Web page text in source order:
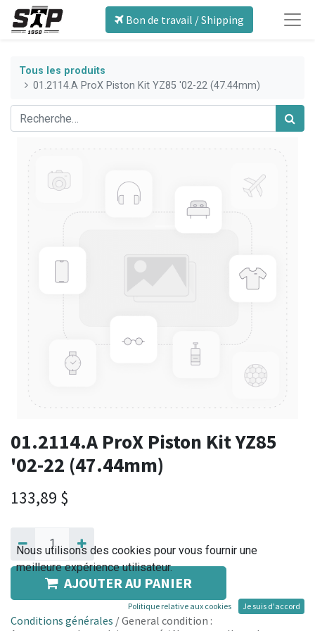
Bon de travail / Shipping
Tous les produits
01.2114.A ProX Piston Kit YZ85 '02-22 (47.44mm)
01.2114.A ProX Piston Kit YZ85
'02-22 (47.44mm)
133,89 $
AJOUTER AU PANIER
Conditions générales / General condition :
Nous utilisons des cookies pour vous fournir une
meilleure expérience utilisateur.
Politique relative aux cookies Je suis d'accord